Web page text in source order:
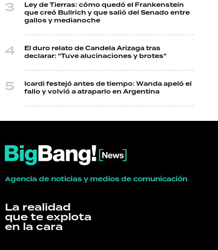
Ley de Tierras: cómo quedó el Frankenstein
que creó Bullrich y que salió del Senado entre
gallos y medianoche
El duro relato de Candela Arizaga tras
declarar: "Tuve alucinaciones y brotes"
Icardi festejó antes de tiempo: Wanda apeló el
fallo y volvió a atraparlo en Argentina
Agencia de noticias y medios de comunicación
La realidad
que te explota
en la cara